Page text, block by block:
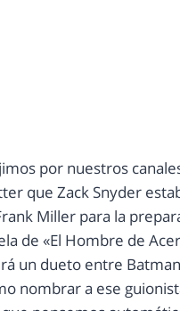
por nuestros
que Zack Snyder
Miller para la
de «El Hombre de
un dueto entre
nombrar a ese